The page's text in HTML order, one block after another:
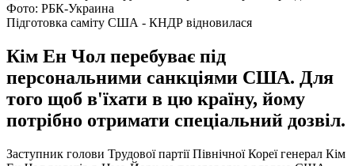
Фото: РБК-Украина
Підготовка саміту США - КНДР відновилася
Кім Ен Чол перебуває під
персональними санкціями США. Для
того щоб в'їхати в цю країну, йому
потрібно отримати спеціальний дозвіл.
Заступник голови Трудової партії Північної Кореї генерал Кім